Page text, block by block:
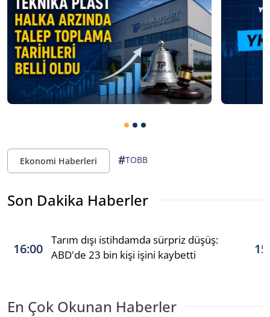
Ekonomi Haberleri #TOBB
Son Dakika Haberler
16:00
Tarım dışı istihdamda sürpriz düşüş:
ABD'de 23 bin kişi işini kaybetti
En Çok Okunan Haberler